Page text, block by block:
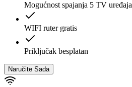
Mogućnost spajanja 5 TV uređaja
WIFI ruter gratis
Priključak besplatan
Naručite Sada